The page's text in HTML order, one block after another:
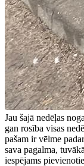
Jau šajā nedēļas
gan rosība visas
pašam ir vēlme
sava pagalma,
iespējams